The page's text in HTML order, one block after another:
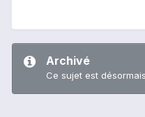
Archivé
Ce sujet est